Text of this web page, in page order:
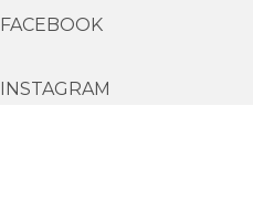
FACEBOOK
INSTAGRAM